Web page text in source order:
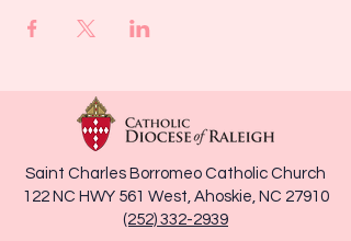
Saint Charles Borromeo Catholic Church
122 NC HWY 561 West, Ahoskie, NC 27910
(252) 332-2939